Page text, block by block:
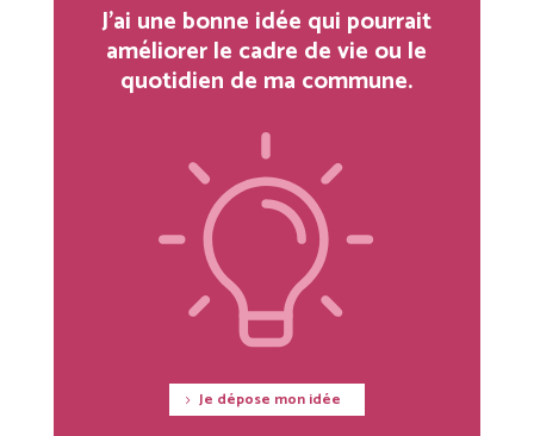
J’ai une bonne idée qui pourrait
améliorer le cadre de vie ou le
quotidien de ma commune.
Je dépose mon idée